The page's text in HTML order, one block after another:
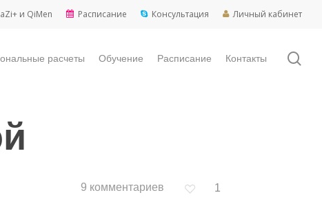
и QiMen Расписание Консультация Личный кабинет
расчеты Обучение Расписание Контакты
9 комментариев 1